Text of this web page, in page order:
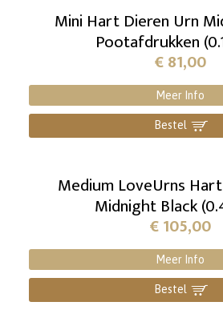
Mini Hart Dieren Urn
Pootafdrukken
€81,00
Meer Info
Bestel ]
Medium LoveUrns
Midnight Black
€105,00
Meer Info
Bestel ]